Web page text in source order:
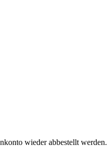
wieder abbestellt werden.